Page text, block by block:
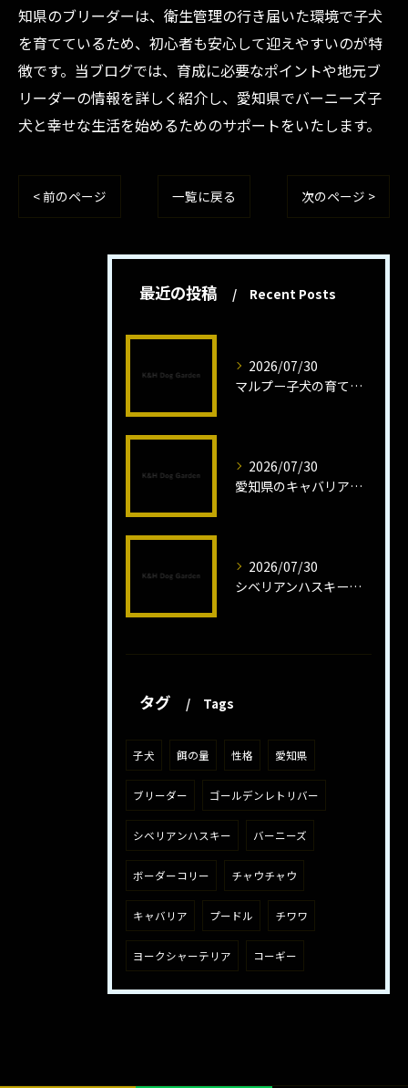
知県のブリーダーは、衛生管理の行き届いた環境で子犬
を育てているため、初心者も安心して迎えやすいのが特
徴です。当ブログでは、育成に必要なポイントや地元ブ
リーダーの情報を詳しく紹介し、愛知県でバーニーズ子
犬と幸せな生活を始めるためのサポートをいたします。
< 前のページ 一覧に戻る 次のページ >
最近の投稿 Recent Posts
2026/07/30
マルプー子犬の育て方と魅力解説
2026/07/30
愛知県のキャバリア子犬の魅力秘話
2026/07/30
シベリアンハスキー子犬の魅力と飼育法
タグ Tags
子犬 餌の量 性格 愛知県
ブリーダー ゴールデンレトリバー
シベリアンハスキー バーニーズ
ボーダーコリー チャウチャウ
キャバリア プードル チワワ
ヨークシャーテリア コーギー